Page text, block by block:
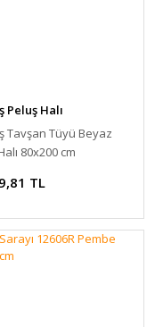
Peluş Halı
Tavşan Tüyü Beyaz
80x200 cm
TL